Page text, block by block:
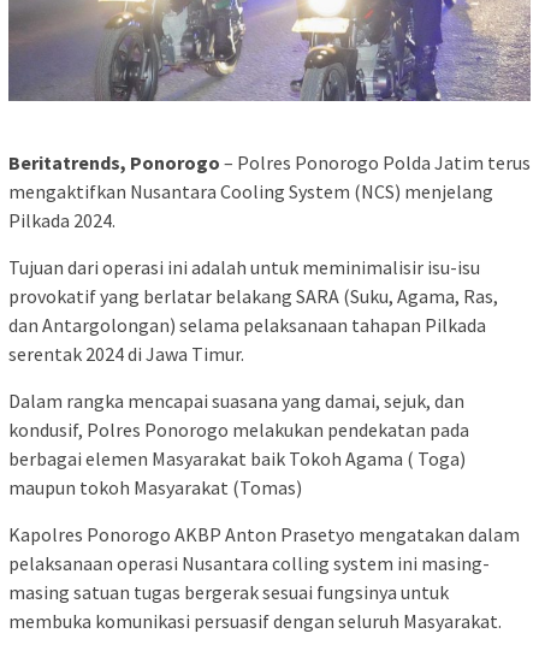
Beritatrends, Ponorogo – Polres Ponorogo Polda Jatim terus
mengaktifkan Nusantara Cooling System (NCS) menjelang
Pilkada 2024.
Tujuan dari operasi ini adalah untuk meminimalisir isu-isu
provokatif yang berlatar belakang SARA (Suku, Agama, Ras,
dan Antargolongan) selama pelaksanaan tahapan Pilkada
serentak 2024 di Jawa Timur.
Dalam rangka mencapai suasana yang damai, sejuk, dan
kondusif, Polres Ponorogo melakukan pendekatan pada
berbagai elemen Masyarakat baik Tokoh Agama ( Toga)
maupun tokoh Masyarakat (Tomas)
Kapolres Ponorogo AKBP Anton Prasetyo mengatakan dalam
pelaksanaan operasi Nusantara colling system ini masing-
masing satuan tugas bergerak sesuai fungsinya untuk
membuka komunikasi persuasif dengan seluruh Masyarakat.